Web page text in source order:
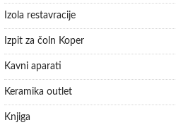
Izola restavracije
Izpit za čoln Koper
Kavni aparati
Keramika outlet
Knjiga